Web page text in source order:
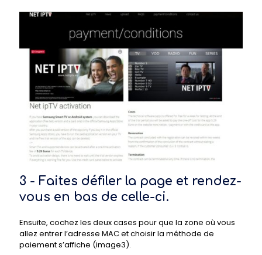
3 - Faites défiler la page et rendez-
vous en bas de celle-ci.
Ensuite, cochez les deux cases pour que la zone où vous
allez entrer l’adresse MAC et choisir la méthode de
paiement s’affiche (image3).